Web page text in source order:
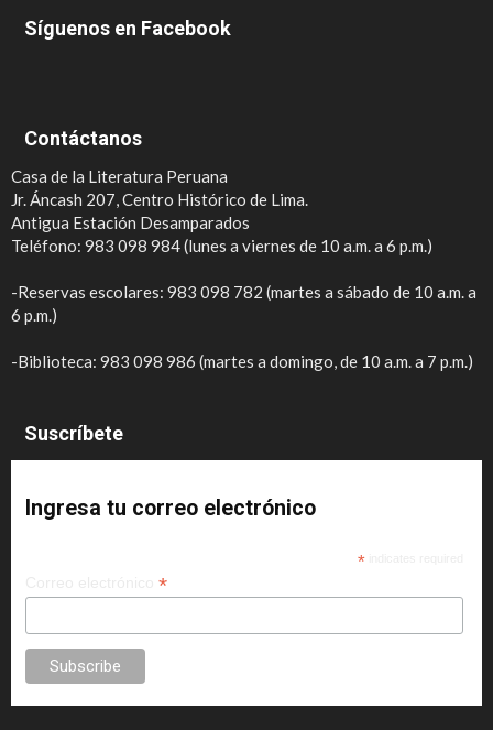
Síguenos en Facebook
Contáctanos
Casa de la Literatura Peruana
Jr. Áncash 207, Centro Histórico de Lima.
Antigua Estación Desamparados
Teléfono: 983 098 984 (lunes a viernes de 10 a.m. a 6 p.m.)
-Reservas escolares: 983 098 782 (martes a sábado de 10 a.m. a
6 p.m.)
-Biblioteca: 983 098 986 (martes a domingo, de 10 a.m. a 7 p.m.)
Suscríbete
Ingresa tu correo electrónico
*
*